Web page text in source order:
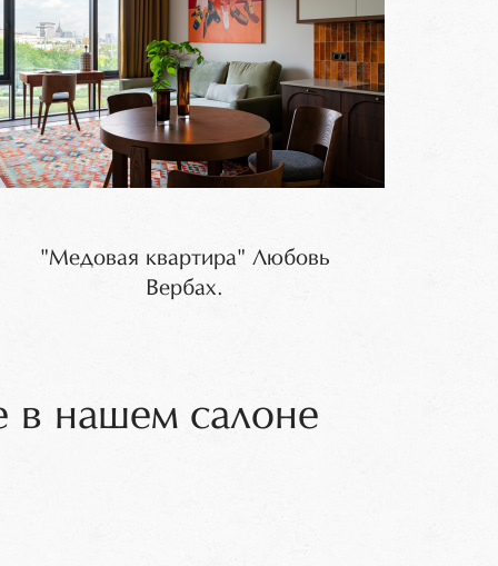
"Медовая квартира" Любовь
Вербах.
в нашем салоне